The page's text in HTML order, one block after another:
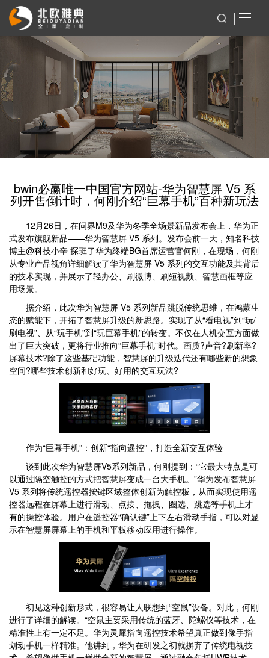
bwin必赢唯一中国官方网站-华为智慧屏 V5 系
列开售倒计时，何刚介绍“巨幕手机”百种新玩法
12月26日，在问界M9及华为冬季全场景新品发布会上，华为正
式发布旗舰新品——华为智慧屏 V5 系列。发布会前一天，知名科技
博主@科技小辛 探班了华为终端BG首席运营官何刚，在现场，何刚
从专业产品视角详细解读了华为智慧屏 V5 系列的交互功能及其背后
的技术实现，并展示了轻办公、刷微博、刷短视频、智慧画框等应
用场景。
据介绍，此次华为智慧屏 V5 系列新品跳脱传统思维，在鸿蒙生
态的赋能下，开拓了智慧屏升级的新思路。实现了从“看电视”到“玩/
刷电视”、从“玩手机”到“玩巨幕手机”的转变。不仅在人机交互方面做
出了巨大突破，更将行业推向“巨幕手机”时代。画质?声音?刷新率?
屏幕技术?除了这些基础功能，智慧屏的升级迭代还有哪些新的想象
空间?哪些技术创新和好玩、好用的交互玩法?
作为“巨幕手机”：创新“指向遥控”，打造全新交互体验
谈到此次华为智慧屏V5系列新品，何刚提到：“它最大特点是可
以通过隔空触控的方式把智慧屏变成一台大手机。”华为发布智慧屏
V5 系列将传统遥控器按键区域整体创新为触控板，从而实现使用遥
控器远程在屏幕上进行滑动、点按、拖拽、圈选、跳选等手机上才
有的操控体验。用户在遥控器“确认键”上下左右滑动手指，可以对显
示在智慧屏屏幕上的手机和平板移动应用进行操作。
初见这种创新形式，很容易让人联想到“空鼠”设备。对此，何刚
进行了详细的解读。“空鼠主要采用传统的蓝牙、陀螺仪等技术，在
精准性上有一定不足。华为灵犀指向遥控技术希望真正做到像手指
划动手机一样精准。他讲到，华为在研发之初就摒弃了传统电视技